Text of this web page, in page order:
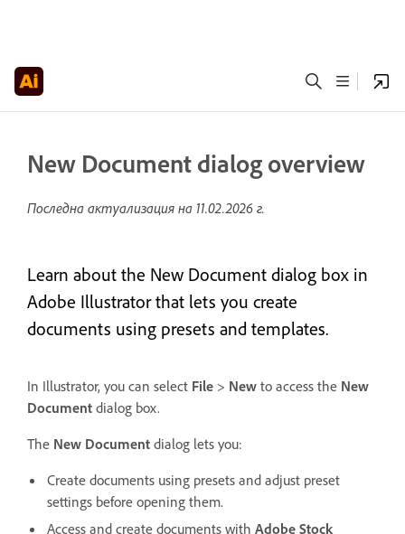
New Document dialog overview
Последна актуализация на 11.02.2026 г.
Learn about the New Document dialog box in
Adobe Illustrator that lets you create
documents using presets and templates.
In Illustrator, you can select File > New to access the New
Document dialog box.
The New Document dialog lets you:
Create documents using presets and adjust preset
settings before opening them.
Access and create documents with Adobe Stock